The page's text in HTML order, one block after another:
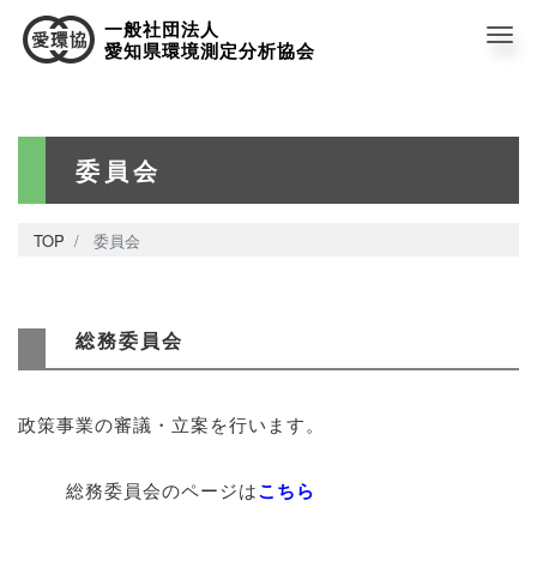
一般社団法人
愛知県環境測定分析協会
委員会
TOP 委員会
総務委員会
政策事業の審議・立案を行います。
総務委員会のページはこちら